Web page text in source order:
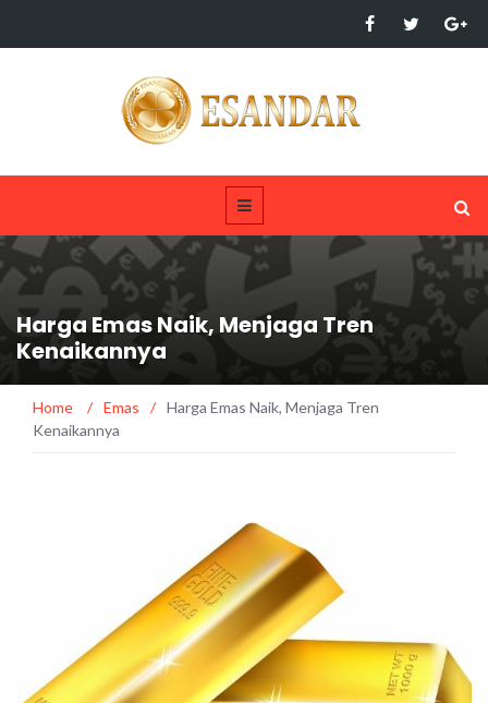
Harga Emas Naik, Menjaga Tren
Kenaikannya
Home / Emas / Harga Emas Naik, Menjaga Tren
Kenaikannya